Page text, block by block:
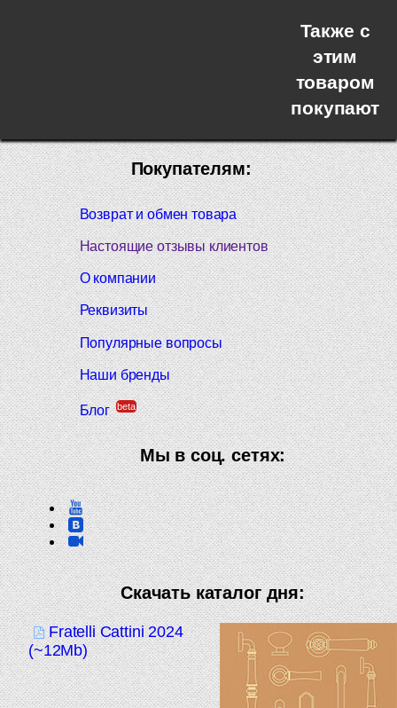
Также с
этим
товаром
покупают
Покупателям:
Возврат и обмен товара
Настоящие отзывы клиентов
О компании
Реквизиты
Популярные вопросы
Наши бренды
Блог beta
Мы в соц. сетях:
Скачать каталог дня:
Fratelli Cattini 2024
(~12Mb)